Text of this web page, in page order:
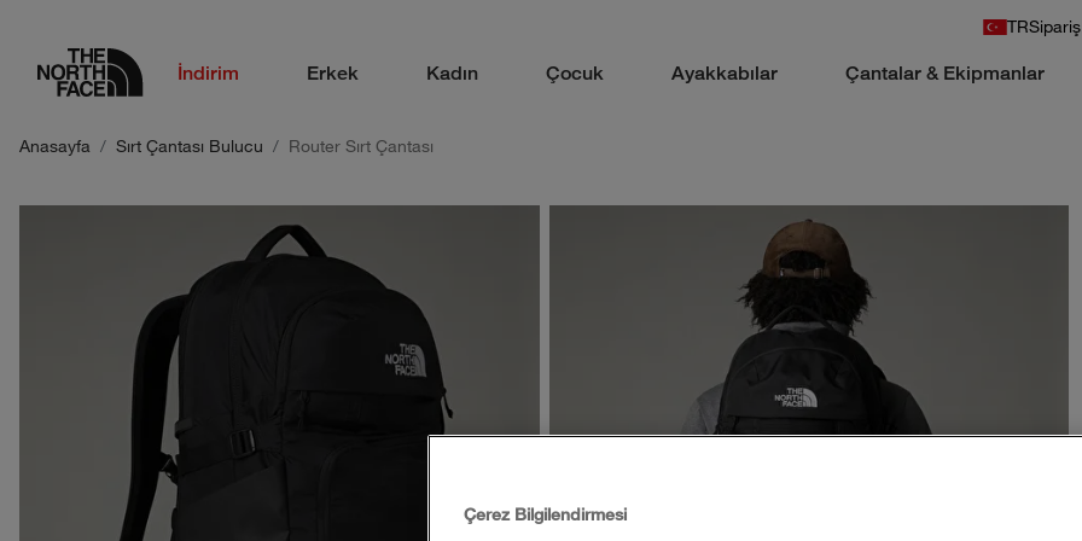
TR
logoİndirim Erkek Kadın Çocuk Ayakkabılar Çantalar & Ekipmanlar
Anasayfa Sırt Çantası Bulucu Router Sırt Çantası
Çerez Bilgilendirmesi